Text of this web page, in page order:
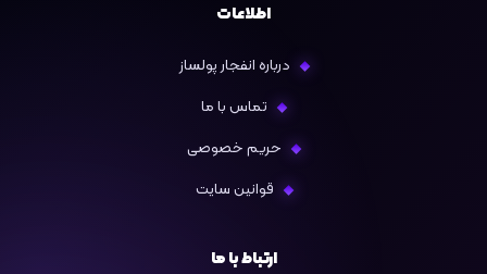
اطلاعات
درباره انفجار پولساز
تماس با ما
حریم خصوصی
قوانین سایت
ارتباط با ما